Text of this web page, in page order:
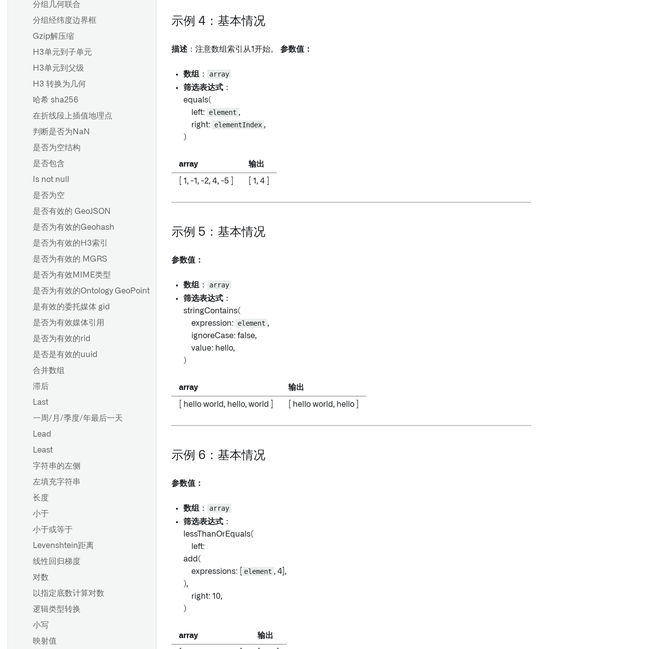
分组几何联合
分组经纬度边界框
Gzip解压缩
H3单元到子单元
H3单元到父级
H3 转换为几何
哈希 sha256
在折线段上插值地理点
判断是否为NaN
是否为空结构
是否包含
Is not null
是否为空
是否有效的 GeoJSON
是否为有效的Geohash
是否为有效的H3索引
是否为有效的 MGRS
是否为有效MIME类型
是否为有效的Ontology GeoPoint
是有效的委托媒体 gid
是否为有效媒体引用
是否为有效的rid
是否是有效的uuid
合并数组
滞后
Last
一周/月/季度/年最后一天
Lead
Least
字符串的左侧
左填充字符串
长度
小于
小于或等于
Levenshtein距离
线性回归梯度
对数
以指定底数计算对数
逻辑类型转换
小写
映射值
示例 4：基本情况
描述 ：注意数组索引从1开始。 参数值：
数组 ：
array
筛选表达式 ：
equals(
left: element ,
right: elementIndex ,
)
array 输出
[ 1, -1, -2, 4, -5 ] [ 1, 4 ]
示例 5：基本情况
参数值：
数组 ：
array
筛选表达式 ：
stringContains(
expression: element ,
ignoreCase: false,
value: hello,
)
array 输出
[ hello world, hello, world ] [ hello world, hello ]
示例 6：基本情况
参数值：
数组 ：
array
筛选表达式 ：
lessThanOrEquals(
left:
add(
expressions: [
element , 4],
),
right: 10,
)
array 输出